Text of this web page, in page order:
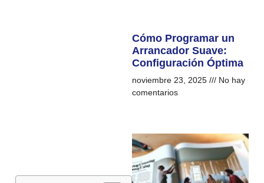
Cómo Programar un
Arrancador Suave:
Configuración Óptima
noviembre 23, 2025
No hay
comentarios